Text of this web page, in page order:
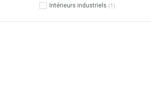
Intérieurs industriels (1)